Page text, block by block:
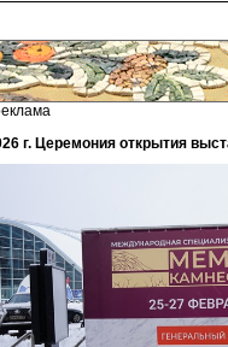
г. Церемония открытия